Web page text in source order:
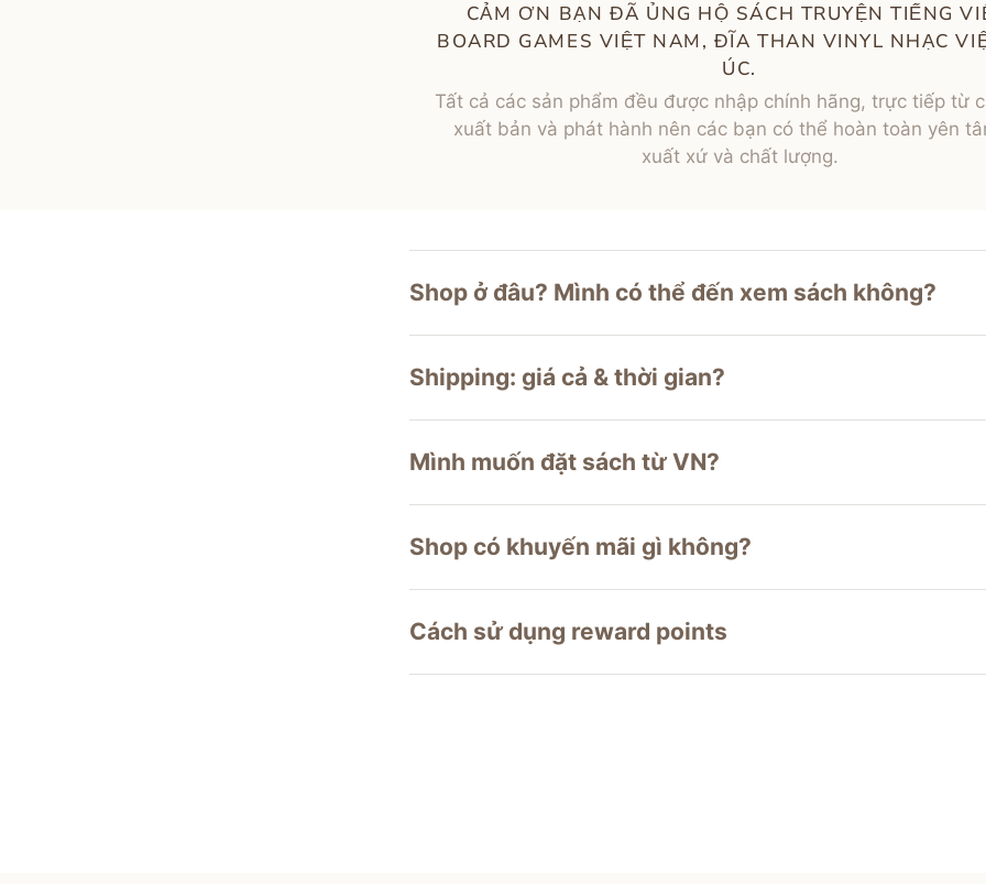
CẢM ƠN BẠN ĐÃ ỦNG HỘ SÁCH TRUYỆN TIẾNG
BOARD GAMES VIỆT NAM, ĐĨA THAN VINYL NHẠC
ÚC.
Tất cả các sản phẩm đều được nhập chính hãng, trực tiếp từ
xuất bản và phát hành nên các bạn có thể hoàn toàn yên
xuất xứ và chất lượng.
Shop ở đâu? Mình có thể đến xem sách không?
Shipping: giá cả & thời gian?
Mình muốn đặt sách từ VN?
Shop có khuyến mãi gì không?
Cách sử dụng reward points